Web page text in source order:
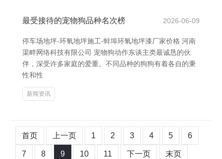
最受接待的宠物狗品种名次榜 2026-06-09
停车场地坪-环氧地坪施工-蚌埠环氧地坪漆厂家价格 河南
渠畔网络科技有限公司 宠物狗动作东谈主类最诚恳的伙
伴，深受许多家庭的爱重。不同品种的狗狗有着各自的秉
性和性
新闻资讯
首页 上一页 1 2 3 4 5 6
7 8 9 10 11 下一页 末页